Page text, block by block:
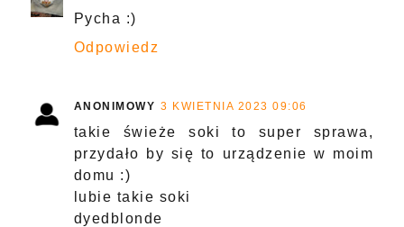
Pycha :)
Odpowiedz
ANONIMOWY 3 KWIETNIA 2023 09:06
takie świeże soki to super sprawa,
przydało by się to urządzenie w moim
domu :)
lubie takie soki
dyedblonde